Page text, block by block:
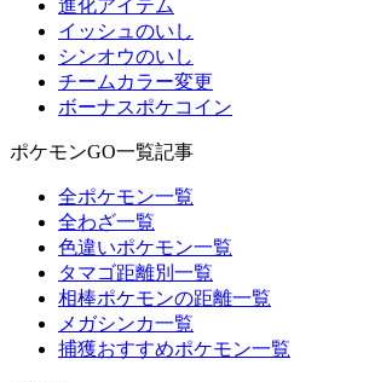
進化アイテム
イッシュのいし
シンオウのいし
チームカラー変更
ボーナスポケコイン
ポケモンGO一覧記事
全ポケモン一覧
全わざ一覧
色違いポケモン一覧
タマゴ距離別一覧
相棒ポケモンの距離一覧
メガシンカ一覧
捕獲おすすめポケモン一覧